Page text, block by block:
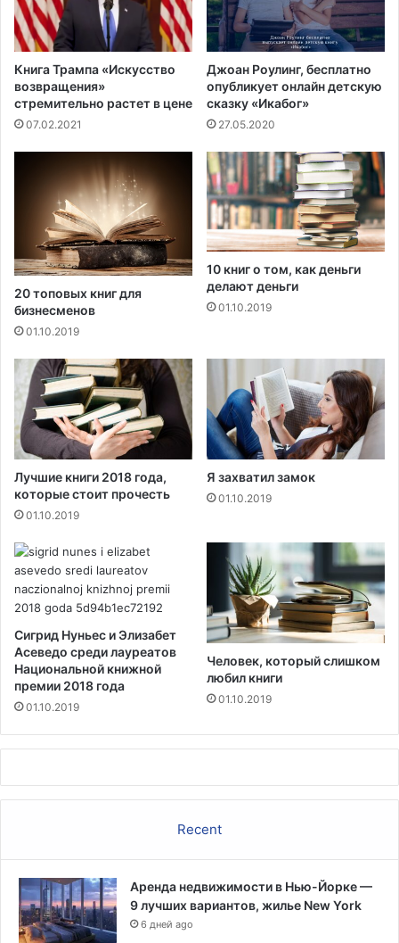
в
л
е
н
о
о
б
е
в
н
а
н
с
е
и
и
р
в
м
д
в
у
м
д
е
т
я
м
д
ш
к
ь
н
о
м
у
з
м
щ
е
и
и
н
к
р
у
и
з
е
Книга Трампа «Искусство
возвращения»
стремительно растет в цене
07.02.2021
Джоан Роулинг, бесплатно
опубликует онлайн детскую
сказку «Икабог»
27.05.2020
20 топовых книг для
бизнесменов
01.10.2019
10 книг о том, как деньги
делают деньги
01.10.2019
Лучшие книги 2018 года,
которые стоит прочесть
01.10.2019
Я захватил замок
01.10.2019
Сигрид Нуньес и Элизабет
Асеведо среди лауреатов
Национальной книжной
премии 2018 года
01.10.2019
Человек, который слишком
любил книги
01.10.2019
Recent
Аренда недвижимости в Нью-Йорке —
9 лучших вариантов, жилье New York
6 дней ago